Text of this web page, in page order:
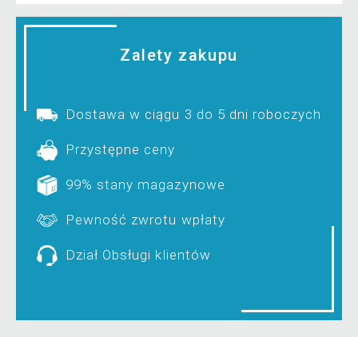
Zalety zakupu
Dostawa w ciągu 3 do 5 dni roboczych
Przystępne ceny
99% stany magazynowe
Pewność zwrotu wpłaty
Dział Obsługi klientów